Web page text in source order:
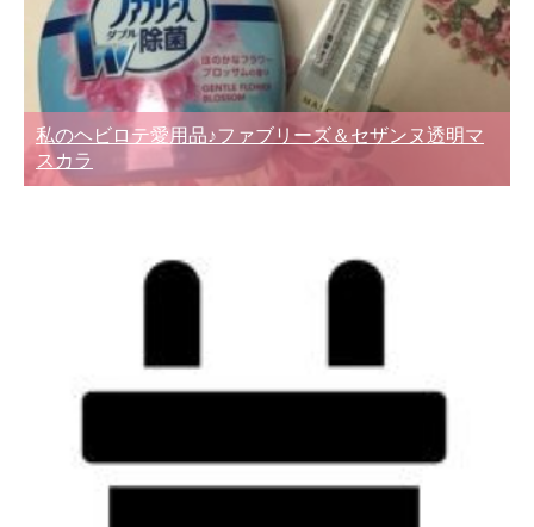
私のヘビロテ愛用品♪ファブリーズ＆セザンヌ透明マ
スカラ